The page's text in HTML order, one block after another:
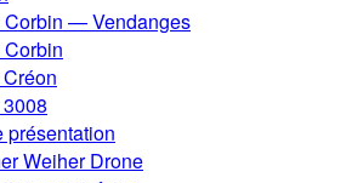
Corbin — Vendanges
présentation
Weiher Drone